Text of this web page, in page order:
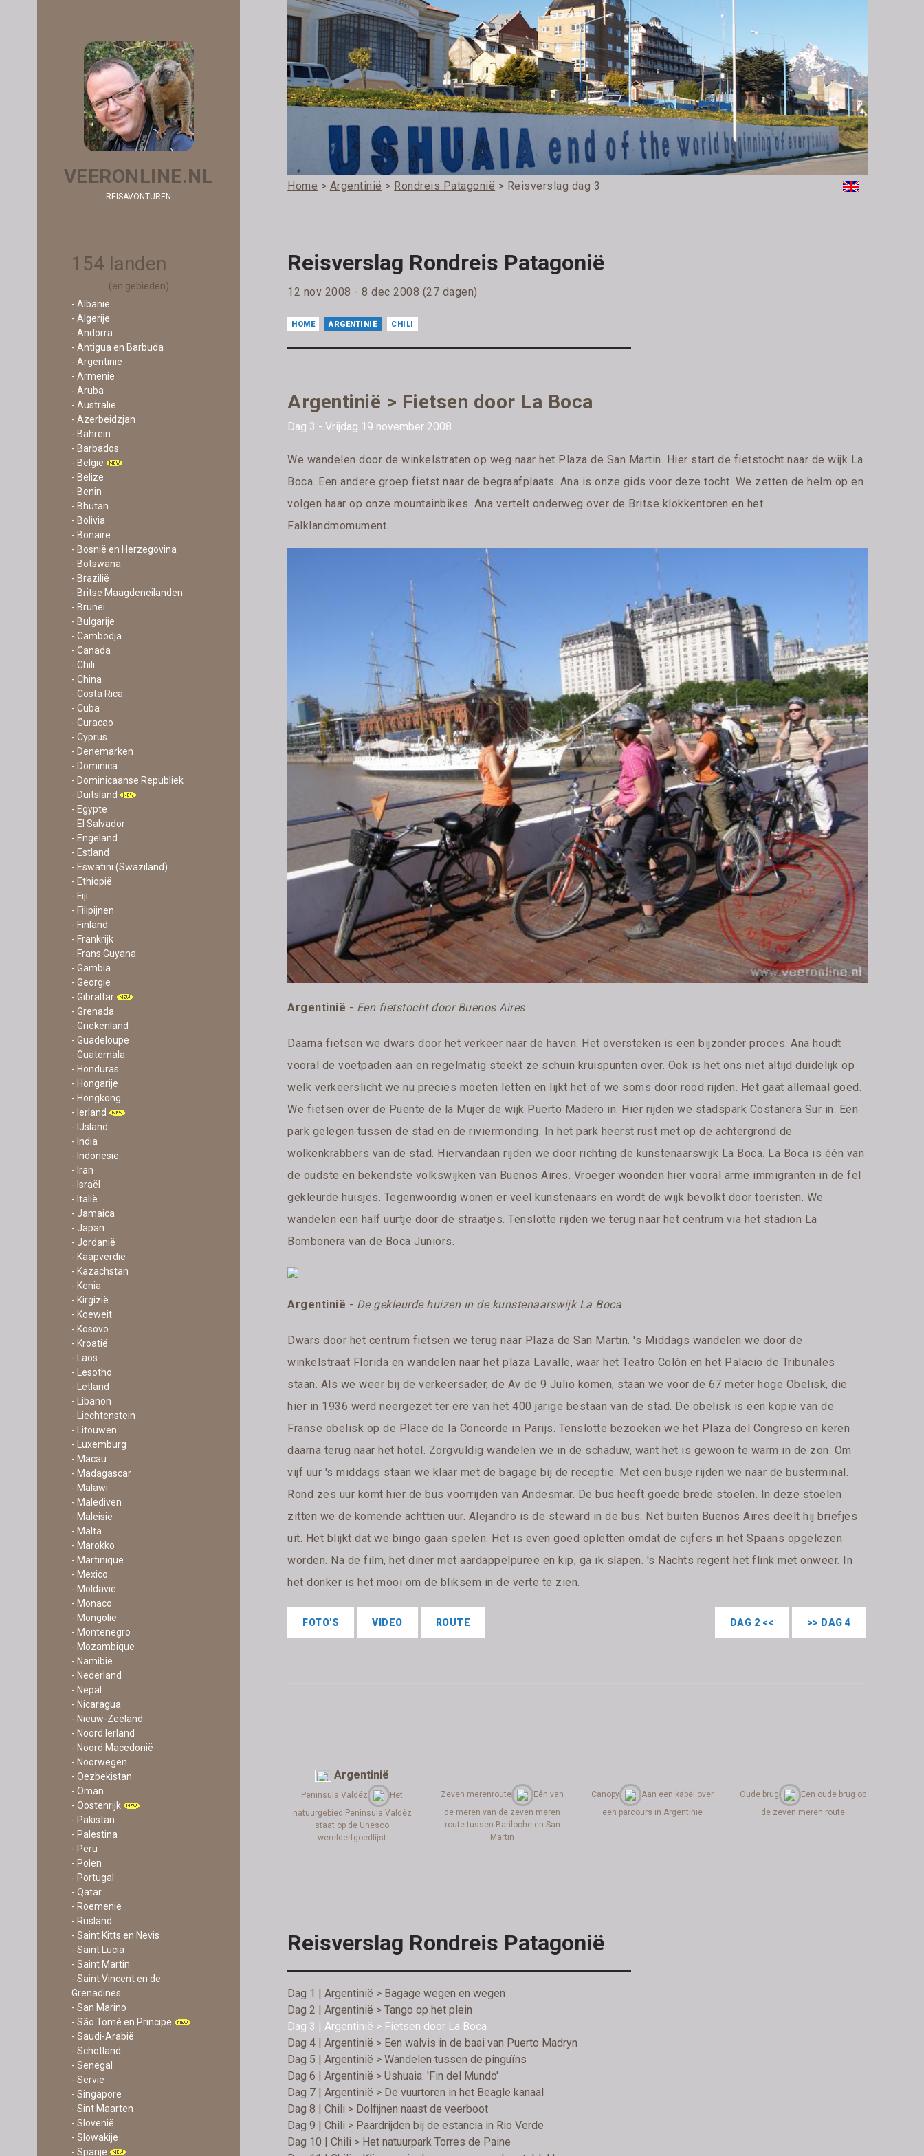
VEERONLINE.NL
REISAVONTUREN
154 landen
(en gebieden)
- Albanië
- Algerije
- Andorra
- Antigua en Barbuda
- Argentinië
- Armenië
- Aruba
- Australië
- Azerbeidzjan
- Bahrein
- Barbados
- België
- Belize
- Benin
- Bhutan
- Bolivia
- Bonaire
- Bosnië en Herzegovina
- Botswana
- Brazilië
- Britse Maagdeneilanden
- Brunei
- Bulgarije
- Cambodja
- Canada
- Chili
- China
- Costa Rica
- Cuba
- Curacao
- Cyprus
- Denemarken
- Dominica
- Dominicaanse Republiek
- Duitsland
- Egypte
- El Salvador
- Engeland
- Estland
- Eswatini (Swaziland)
- Ethiopië
- Fiji
- Filipijnen
- Finland
- Frankrijk
- Frans Guyana
- Gambia
- Georgië
- Gibraltar
- Grenada
- Griekenland
- Guadeloupe
- Guatemala
- Honduras
- Hongarije
- Hongkong
- Ierland
- IJsland
- India
- Indonesië
- Iran
- Israël
- Italië
- Jamaica
- Japan
- Jordanië
- Kaapverdië
- Kazachstan
- Kenia
- Kirgizië
- Koeweit
- Kosovo
- Kroatië
- Laos
- Lesotho
- Letland
- Libanon
- Liechtenstein
- Litouwen
- Luxemburg
- Macau
- Madagascar
- Malawi
- Malediven
- Maleisië
- Malta
- Marokko
- Martinique
- Mexico
- Moldavië
- Monaco
- Mongolië
- Montenegro
- Mozambique
- Namibië
- Nederland
- Nepal
- Nicaragua
- Nieuw-Zeeland
- Noord Ierland
- Noord Macedonië
- Noorwegen
- Oezbekistan
- Oman
- Oostenrijk
- Pakistan
- Palestina
- Peru
- Polen
- Portugal
- Qatar
- Roemenië
- Rusland
- Saint Kitts en Nevis
- Saint Lucia
- Saint Martin
- Saint Vincent en de
Grenadines
- San Marino
- São Tomé en Principe
- Saudi-Arabië
- Schotland
- Senegal
- Servië
- Singapore
- Sint Maarten
- Slovenië
- Slowakije
- Spanje
Home > Argentinië > Rondreis Patagonië > Reisverslag dag 3
Reisverslag Rondreis Patagonië
12 nov 2008 - 8 dec 2008 (27 dagen)
HOME ARGENTINIË CHILI
Argentinië > Fietsen door La Boca
Dag 3 - Vrijdag 19 november 2008
We wandelen door de winkelstraten op weg naar het Plaza de San Martin. Hier start de fietstocht naar de wijk La
Boca. Een andere groep fietst naar de begraafplaats. Ana is onze gids voor deze tocht. We zetten de helm op en
volgen haar op onze mountainbikes. Ana vertelt onderweg over de Britse klokkentoren en het
Falklandmomument.
Argentinië - Een fietstocht door Buenos Aires
Daarna fietsen we dwars door het verkeer naar de haven. Het oversteken is een bijzonder proces. Ana houdt
vooral de voetpaden aan en regelmatig steekt ze schuin kruispunten over. Ook is het ons niet altijd duidelijk op
welk verkeerslicht we nu precies moeten letten en lijkt het of we soms door rood rijden. Het gaat allemaal goed.
We fietsen over de Puente de la Mujer de wijk Puerto Madero in. Hier rijden we stadspark Costanera Sur in. Een
park gelegen tussen de stad en de riviermonding. In het park heerst rust met op de achtergrond de
wolkenkrabbers van de stad. Hiervandaan rijden we door richting de kunstenaarswijk La Boca. La Boca is één van
de oudste en bekendste volkswijken van Buenos Aires. Vroeger woonden hier vooral arme immigranten in de fel
gekleurde huisjes. Tegenwoordig wonen er veel kunstenaars en wordt de wijk bevolkt door toeristen. We
wandelen een half uurtje door de straatjes. Tenslotte rijden we terug naar het centrum via het stadion La
Bombonera van de Boca Juniors.
Argentinië - De gekleurde huizen in de kunstenaarswijk La Boca
Dwars door het centrum fietsen we terug naar Plaza de San Martin. 's Middags wandelen we door de
winkelstraat Florida en wandelen naar het plaza Lavalle, waar het Teatro Colón en het Palacio de Tribunales
staan. Als we weer bij de verkeersader, de Av de 9 Julio komen, staan we voor de 67 meter hoge Obelisk, die
hier in 1936 werd neergezet ter ere van het 400 jarige bestaan van de stad. De obelisk is een kopie van de
Franse obelisk op de Place de la Concorde in Parijs. Tenslotte bezoeken we het Plaza del Congreso en keren
daarna terug naar het hotel. Zorgvuldig wandelen we in de schaduw, want het is gewoon te warm in de zon. Om
vijf uur 's middags staan we klaar met de bagage bij de receptie. Met een busje rijden we naar de busterminal.
Rond zes uur komt hier de bus voorrijden van Andesmar. De bus heeft goede brede stoelen. In deze stoelen
zitten we de komende achttien uur. Alejandro is de steward in de bus. Net buiten Buenos Aires deelt hij briefjes
uit. Het blijkt dat we bingo gaan spelen. Het is even goed opletten omdat de cijfers in het Spaans opgelezen
worden. Na de film, het diner met aardappelpuree en kip, ga ik slapen. 's Nachts regent het flink met onweer. In
het donker is het mooi om de bliksem in de verte te zien.
>> DAG 4
DAG 2 <<
FOTO'S VIDEO ROUTE
Argentinië
Peninsula Valdéz
Het
natuurgebied Peninsula Valdéz
staat op de Unesco
werelderfgoedlijst
Zeven merenroute
Eén van
de meren van de zeven meren
route tussen Bariloche en San
Martin
Canopy
Aan een kabel over
een parcours in Argentinië
Oude brug
Een oude brug op
de zeven meren route
Reisverslag Rondreis Patagonië
Dag 1 | Argentinië > Bagage wegen en wegen
Dag 2 | Argentinië > Tango op het plein
Dag 3 | Argentinië > Fietsen door La Boca
Dag 4 | Argentinië > Een walvis in de baai van Puerto Madryn
Dag 5 | Argentinië > Wandelen tussen de pinguïns
Dag 6 | Argentinië > Ushuaia: 'Fin del Mundo'
Dag 7 | Argentinië > De vuurtoren in het Beagle kanaal
Dag 8 | Chili > Dolfijnen naast de veerboot
Dag 9 | Chili > Paardrijden bij de estancia in Rio Verde
Dag 10 | Chili > Het natuurpark Torres de Paine